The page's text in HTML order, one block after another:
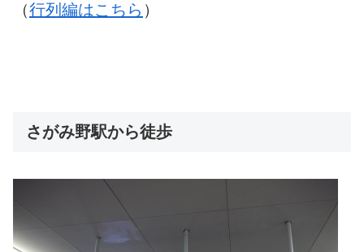
（行列編はこちら ）
さがみ野駅から徒歩